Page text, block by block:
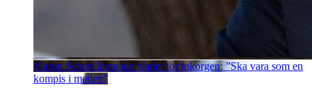
Martin Schori lämnade bladet för inkorgen: ”Ska vara som en
kompis i mejlen”